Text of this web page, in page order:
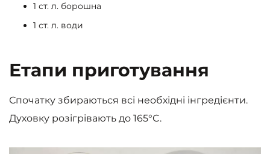
1 ст. л. борошна
1 ст. л. води
Етапи приготування
Спочатку збираються всі необхідні інгредієнти.
Духовку розігрівають до 165°C.